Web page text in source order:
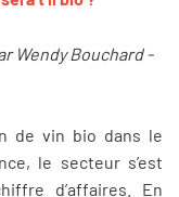
Wendy Bouchard -
de vin bio dans le
le secteur s’est
d’affaires. En